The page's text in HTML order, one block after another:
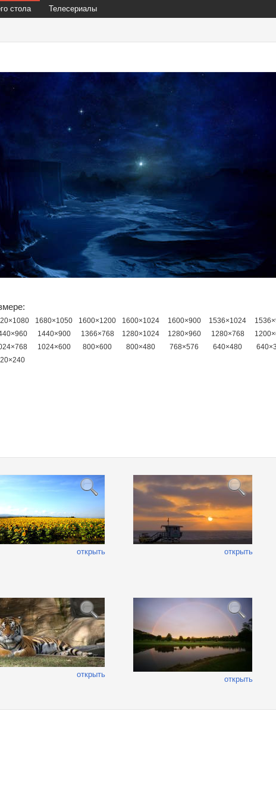
стола Телесериалы
1680×1050 1600×1200 1600×1024 1600×900 1536×1024
1440×900 1366×768 1280×1024 1280×960 1280×768
1024×600 800×600 800×480 768×576 640×480
открыть открыть
открыть
открыть